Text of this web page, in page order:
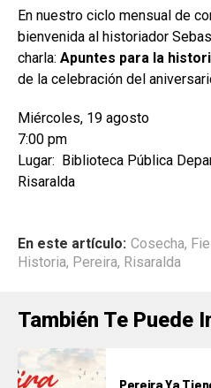
En nuestro ciclo mensual de
bienvenida al historiador
charla: Apuntes para la
de la celebración del
Miércoles, 19 agosto
7:00 pm
Lugar: Biblioteca Pública
Risaralda
En este artículo: Cosecha,
Historia, Pereira, Risaralda
También Te Puede
Pereira Ya